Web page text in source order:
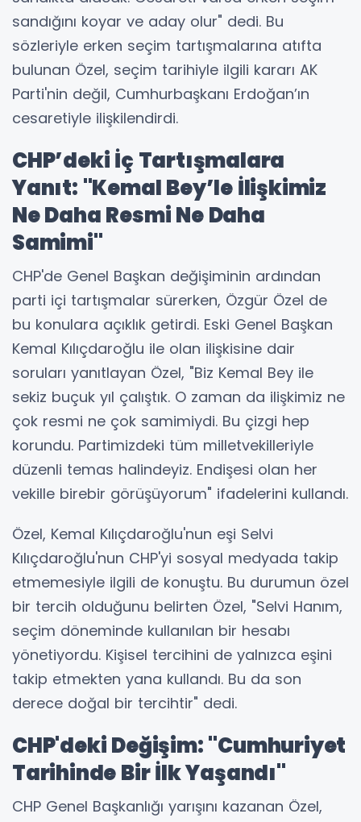
sandığını koyar ve aday olur" dedi. Bu
sözleriyle erken seçim tartışmalarına atıfta
bulunan Özel, seçim tarihiyle ilgili kararı AK
Parti'nin değil, Cumhurbaşkanı Erdoğan’ın
cesaretiyle ilişkilendirdi.
CHP’deki İç Tartışmalara
Yanıt: "Kemal Bey’le İlişkimiz
Ne Daha Resmi Ne Daha
Samimi"
CHP'de Genel Başkan değişiminin ardından
parti içi tartışmalar sürerken, Özgür Özel de
bu konulara açıklık getirdi. Eski Genel Başkan
Kemal Kılıçdaroğlu ile olan ilişkisine dair
soruları yanıtlayan Özel, "Biz Kemal Bey ile
sekiz buçuk yıl çalıştık. O zaman da ilişkimiz ne
çok resmi ne çok samimiydi. Bu çizgi hep
korundu. Partimizdeki tüm milletvekilleriyle
düzenli temas halindeyiz. Endişesi olan her
vekille birebir görüşüyorum" ifadelerini kullandı.
Özel, Kemal Kılıçdaroğlu'nun eşi Selvi
Kılıçdaroğlu'nun CHP'yi sosyal medyada takip
etmemesiyle ilgili de konuştu. Bu durumun özel
bir tercih olduğunu belirten Özel, "Selvi Hanım,
seçim döneminde kullanılan bir hesabı
yönetiyordu. Kişisel tercihini de yalnızca eşini
takip etmekten yana kullandı. Bu da son
derece doğal bir tercihtir" dedi.
CHP'deki Değişim: "Cumhuriyet
Tarihinde Bir İlk Yaşandı"
CHP Genel Başkanlığı yarışını kazanan Özel,